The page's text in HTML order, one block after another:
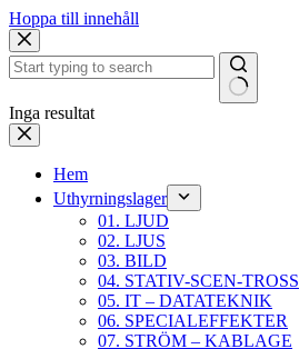
Hoppa till innehåll
Inga resultat
Hem
Uthyrningslager
01. LJUD
02. LJUS
03. BILD
04. STATIV-SCEN-TROSS
05. IT – DATATEKNIK
06. SPECIALEFFEKTER
07. STRÖM – KABLAGE